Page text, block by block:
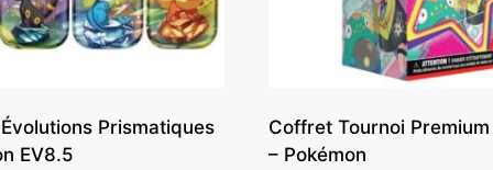
Prismatiques
EV8.5
Coffret Tournoi
– Pokémon